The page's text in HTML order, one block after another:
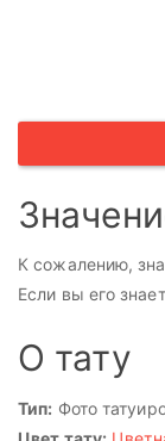
К сожалению,
Если вы его
О тату
Тип: Фото